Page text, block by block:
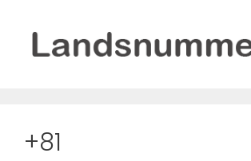
innhold
+81